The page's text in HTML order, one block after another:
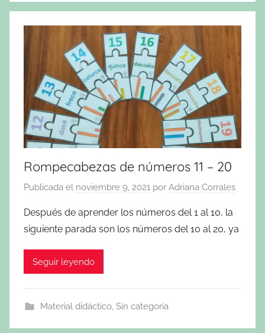
Rompecabezas de números 11 – 20
Publicada el noviembre 9, 2021 por Adriana Corrales
Después de aprender los números del 1 al 10, la
siguiente parada son los números del 10 al 20, ya
Seguir leyendo
Material didáctico, Sin categoría